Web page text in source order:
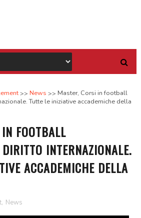
News
Master, Corsi in football
Tutte le iniziative accademiche della
FOOTBALL
INTERNAZIONALE.
ACCADEMICHE DELLA
, News